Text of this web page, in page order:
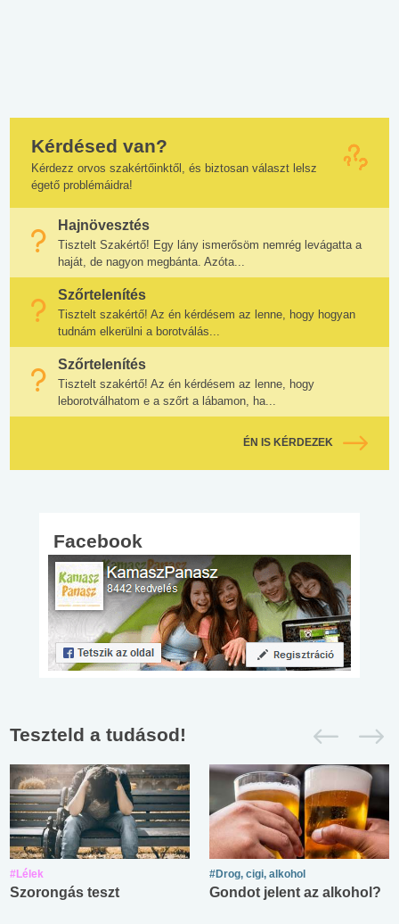
Kérdésed van?
Kérdezz orvos szakértőinktől, és biztosan választ lelsz
égető problémáidra!
Hajnövesztés
Tisztelt Szakértő! Egy lány ismerősöm nemrég levágatta a
haját, de nagyon megbánta. Azóta...
Szőrtelenítés
Tisztelt szakértő! Az én kérdésem az lenne, hogy hogyan
tudnám elkerülni a borotválás...
Szőrtelenítés
Tisztelt szakértő! Az én kérdésem az lenne, hogy
leborotválhatom e a szőrt a lábamon, ha...
ÉN IS KÉRDEZEK
Facebook
Teszteld a tudásod!
#Lélek
Szorongás teszt
#Drog, cigi, alkohol
Gondot jelent az alkohol?